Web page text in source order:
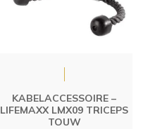
KABELACCESSOIRE –
LIFEMAXX LMX09 TRICEPS
TOUW